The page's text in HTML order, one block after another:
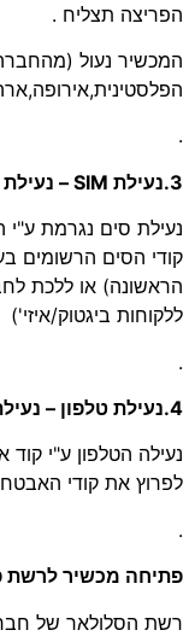
הפריצה תצליח .
המכשיר נעול
.
3.נעילת SIM – נעילת קוד אבטחה ע"י הלקוח :
נעילת סים נגרמת
קודי הסים הרשומים
הראשונה) או ללכת
ללקוחות ביגטוק/איזי')
.
4.נעילת טלפון – נעילת קוד אבטחה ע"י הלקוח :
נעילה הטלפון ע"י
לפרוץ את קודי
.
פתיחה מכשיר לרשת